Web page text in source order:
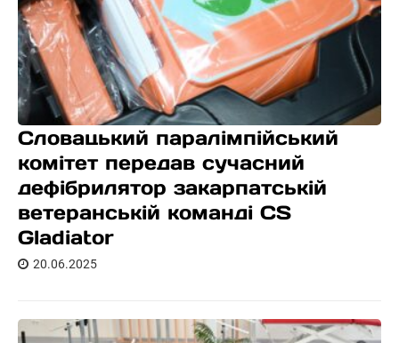
Словацький паралімпійський
комітет передав сучасний
дефібрилятор закарпатській
ветеранській команді CS
Gladiator
20.06.2025